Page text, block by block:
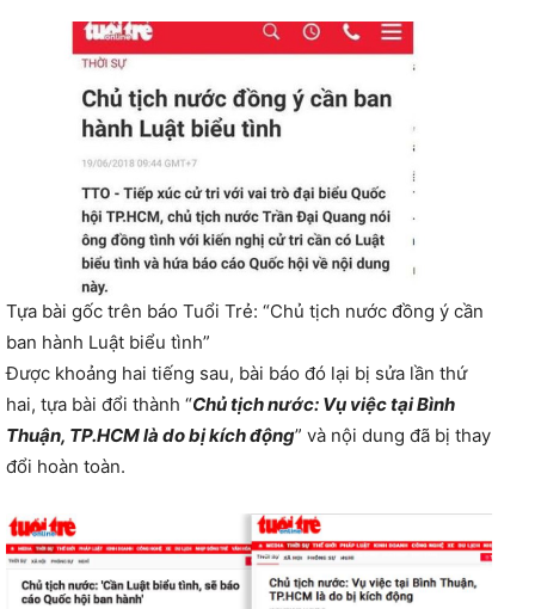
Tựa bài gốc trên báo Tuổi Trẻ: “Chủ tịch nước đồng ý cần
ban hành Luật biểu tình”
Được khoảng hai tiếng sau, bài báo đó lại bị sửa lần thứ
hai, tựa bài đổi thành “Chủ tịch nước: Vụ việc tại Bình
Thuận, TP.HCM là do bị kích động” và nội dung đã bị thay
đổi hoàn toàn.